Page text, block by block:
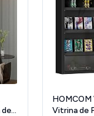
Vitrina de